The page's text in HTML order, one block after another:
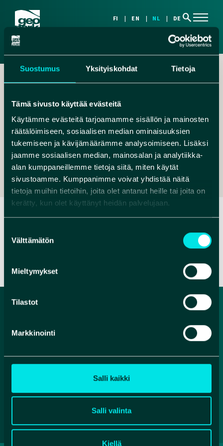
Suostumus Yksityiskohdat Tietoja
Tämä sivusto käyttää evästeitä
Käytämme evästeitä tarjoamamme sisällön ja mainosten
räätälöimiseen, sosiaalisen median ominaisuuksien
tukemiseen ja kävijämäärämme analysoimiseen. Lisäksi
jaamme sosiaalisen median, mainosalan ja analytiikka-
alan kumppaneillemme tietoja siitä, miten käytät
sivustoamme. Kumppanimme voivat yhdistää näitä
tietoja muihin tietoihin, joita olet antanut heille tai joita on
kerätty, kun olet käyttänyt heidän palvelujaan.
valinta
Välttämätön
Mieltymykset
Tilastot
Markkinointi
Salli kaikki
Salli valinta
Kiellä
FI EN NL DE search
,
LIMINGANLAHTI@METSA.FI
+358 206 39 6059
VERKKOSIVUT
Facebook
Instagram
YouTube